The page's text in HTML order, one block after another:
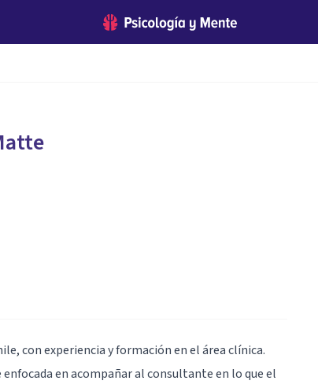
con experiencia y formación en el área clínica.
en acompañar al consultante en lo que el